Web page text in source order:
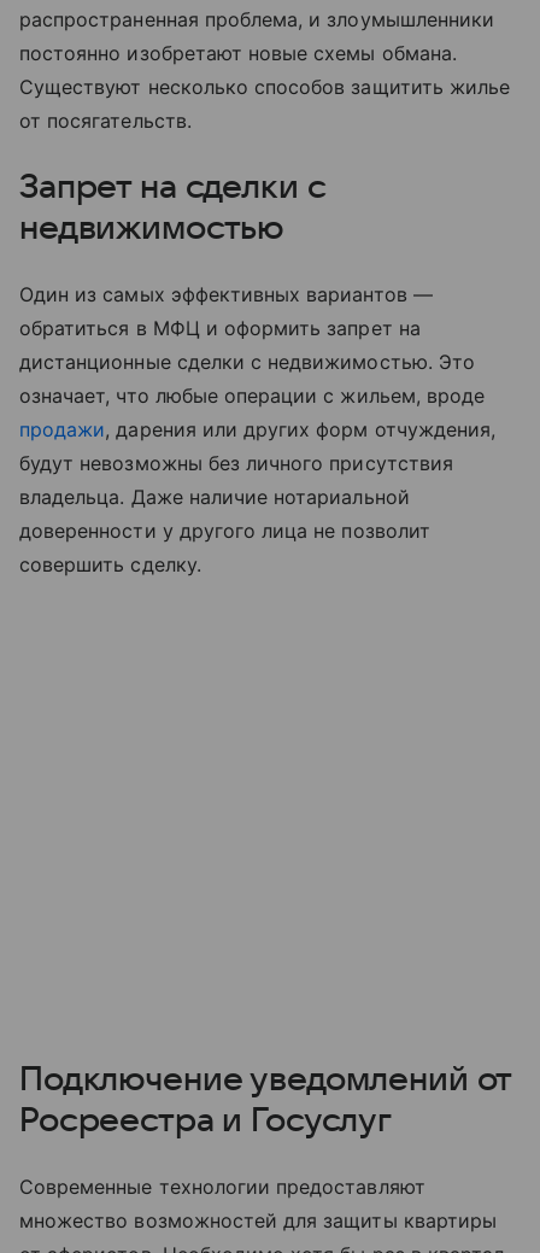
распространенная проблема, и злоумышленники
постоянно изобретают новые схемы обмана.
Существуют несколько способов защитить жилье
от посягательств.
Запрет на сделки с
недвижимостью
Один из самых эффективных вариантов —
обратиться в МФЦ и оформить запрет на
дистанционные сделки с недвижимостью. Это
означает, что любые операции с жильем, вроде
продажи, дарения или других форм отчуждения,
будут невозможны без личного присутствия
владельца. Даже наличие нотариальной
доверенности у другого лица не позволит
совершить сделку.
Подключение уведомлений от
Росреестра и Госуслуг
Современные технологии предоставляют
множество возможностей для защиты квартиры